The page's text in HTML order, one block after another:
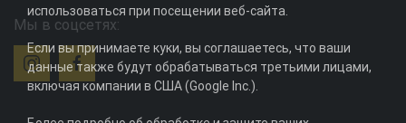
Мы в соцсетях:
использоваться при посещении веб-сайта.
Если вы принимаете куки, вы соглашаетесь, что ваши
данные также будут обрабатываться третьими лицами,
включая компании в США (Google Inc.).